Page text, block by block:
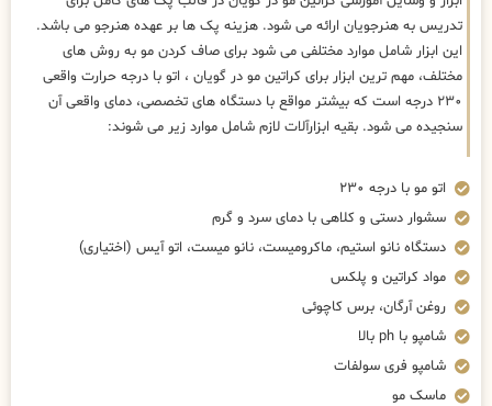
تدریس به هنرجویان ارائه می شود. هزینه پک ها بر عهده هنرجو می باشد.
این ابزار شامل موارد مختلفی می شود برای صاف کردن مو به روش های
مختلف، مهم ترین ابزار برای کراتین مو در گویان ، اتو با درجه حرارت واقعی
۲۳۰ درجه است که بیشتر مواقع با دستگاه های تخصصی، دمای واقعی آن
سنجیده می شود. بقیه ابزارآلات لازم شامل موارد زیر می شوند:
اتو مو با درجه ۲۳۰
سشوار دستی و کلاهی با دمای سرد و گرم
دستگاه نانو استیم، ماکرومیست، نانو میست، اتو آیس (اختیاری)
مواد کراتین و پلکس
روغن آرگان، برس کاچوئی
شامپو با ph بالا
شامپو فری سولفات
ماسک مو